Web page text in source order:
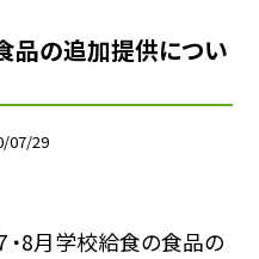
品の追加提供につい
07/29
8月学校給食の食品の